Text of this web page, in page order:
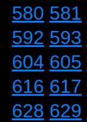
580 581
592 593
604 605
616 617
628 629